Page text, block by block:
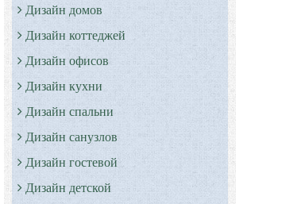
Дизайн домов
Дизайн коттеджей
Дизайн офисов
Дизайн кухни
Дизайн спальни
Дизайн санузлов
Дизайн гостевой
Дизайн детской